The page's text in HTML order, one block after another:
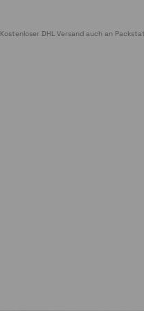
Kostenloser DHL Versand auch an